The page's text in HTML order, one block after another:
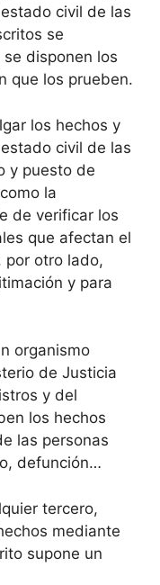
civil de las
se
disponen los
que los prueben.
los hechos y
civil de las
y puesto de
la
de verificar los
que afectan el
por otro lado,
y para
organismo
de Justicia
y del
los hechos
las personas
defunción…
tercero,
mediante
supone un